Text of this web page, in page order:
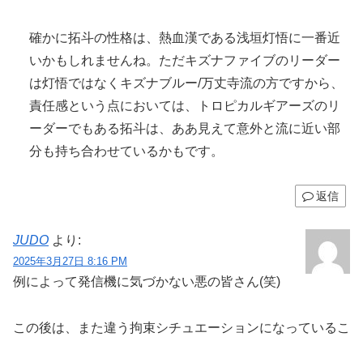
確かに拓斗の性格は、熱血漢である浅垣灯悟に一番近
いかもしれませんね。ただキズナファイブのリーダー
は灯悟ではなくキズナブルー/万丈寺流の方ですから、
責任感という点においては、トロピカルギアーズのリ
ーダーでもある拓斗は、ああ見えて意外と流に近い部
分も持ち合わせているかもです。
返信
JUDO より:
2025年3月27日 8:16 PM
例によって発信機に気づかない悪の皆さん(笑)
この後は、また違う拘束シチュエーションになっているこ